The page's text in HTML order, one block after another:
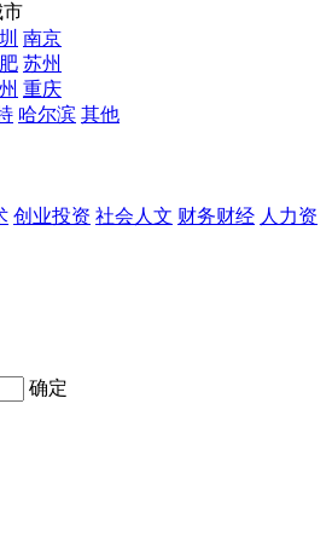
市
南京
苏州
重庆
哈尔滨 其他
创业投资 社会人文 财务财经 人力资
确定